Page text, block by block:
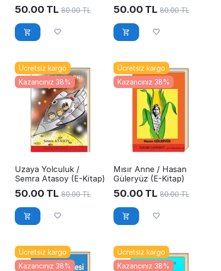
50.00 TL 80.00 TL 50.00 TL 80.00 TL
Ücretsiz kargo
Kazancınız 38%
Uzaya Yolculuk /
Semra Atasoy (E-Kitap)
50.00 TL 80.00 TL
Ücretsiz kargo
Kazancınız 38%
Mısır Anne / Hasan
Güleryüz (E-Kitap)
50.00 TL 80.00 TL
Ücretsiz kargo
Kazancınız 38%
Ücretsiz kargo
Kazancınız 38%